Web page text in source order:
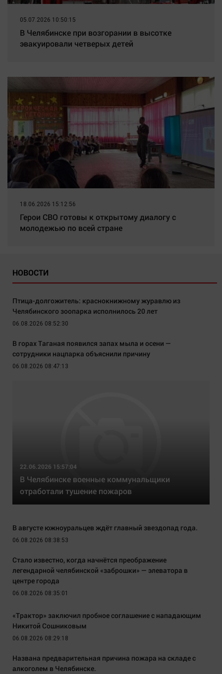
05.07.2026 10:50:15
В Челябинске при возгорании в высотке
эвакуировали четверых детей
18.06.2026 15:12:56
Герои СВО готовы к открытому диалогу с
молодежью по всей стране
НОВОСТИ
Птица-долгожитель: краснокнижному журавлю из
Челябинского зоопарка исполнилось 20 лет
06.08.2026 08:52:30
В горах Таганая появился запах мыла и осени —
сотрудники нацпарка объяснили причину
06.08.2026 08:47:13
22.06.2026 15:57:04
В Челябинске военные коммунальщики
отработали тушение пожаров
В августе южноуральцев ждёт главный звездопад года.
06.08.2026 08:38:53
Стало известно, когда начнётся преображение
легендарной челябинской «заброшки» — элеватора в
центре города
06.08.2026 08:35:01
«Трактор» заключил пробное соглашение с нападающим
Никитой Сошниковым
06.08.2026 08:29:18
Названа предварительная причина пожара на складе с
алкоголем в Челябинске.